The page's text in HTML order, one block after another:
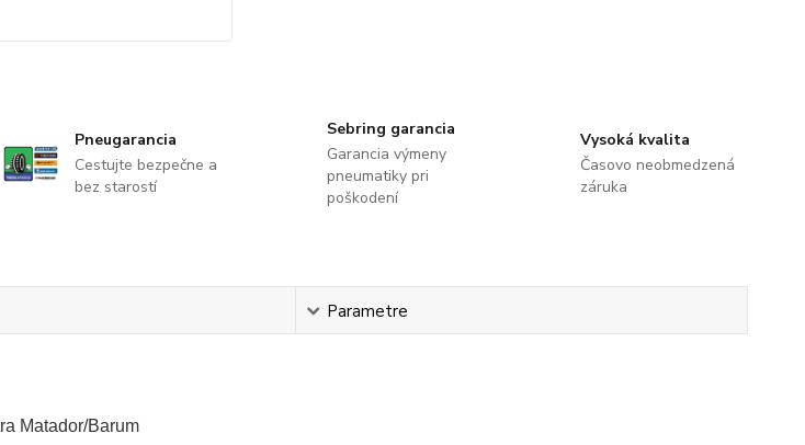
Pneugarancia
Cestujte bezpečne a
bez starostí
Sebring garancia
Garancia výmeny
pneumatiky pri
poškodení
Vysoká kvalita
Časovo neobmedzená
záruka
Parametre
Matador/Barum